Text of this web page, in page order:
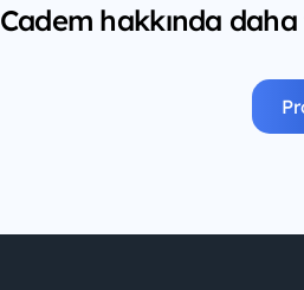
Cadem hakkında